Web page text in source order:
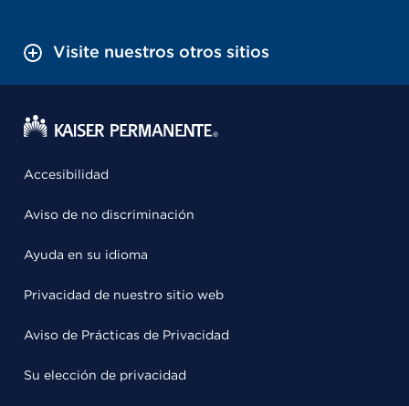
Visite nuestros otros sitios
Accesibilidad
Aviso de no discriminación
Ayuda en su idioma
Privacidad de nuestro sitio web
Aviso de Prácticas de Privacidad
Su elección de privacidad